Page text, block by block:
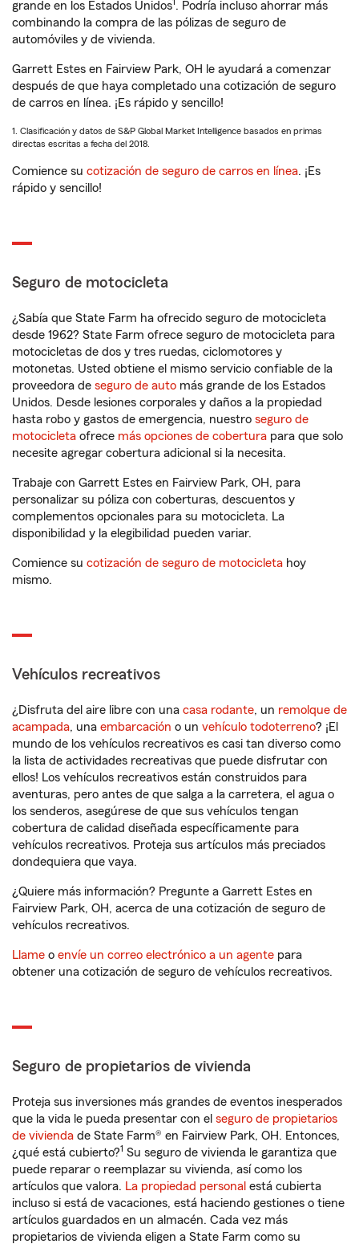
grande en los Estados Unidos . Podría incluso ahorrar más
combinando la compra de las pólizas de seguro de
automóviles y de vivienda.
Garrett Estes en Fairview Park, OH le ayudará a comenzar
después de que haya completado una cotización de seguro
de carros en línea. ¡Es rápido y sencillo!
1. Clasificación y datos de S&P Global Market Intelligence basados en primas
directas escritas a fecha del 2018.
Comience su cotización de seguro de carros en línea. ¡Es
rápido y sencillo!
Seguro de motocicleta
¿Sabía que State Farm ha ofrecido seguro de motocicleta
desde 1962? State Farm ofrece seguro de motocicleta para
motocicletas de dos y tres ruedas, ciclomotores y
motonetas. Usted obtiene el mismo servicio confiable de la
proveedora de seguro de auto más grande de los Estados
Unidos. Desde lesiones corporales y daños a la propiedad
hasta robo y gastos de emergencia, nuestro seguro de
motocicleta ofrece más opciones de cobertura para que solo
necesite agregar cobertura adicional si la necesita.
Trabaje con Garrett Estes en Fairview Park, OH, para
personalizar su póliza con coberturas, descuentos y
complementos opcionales para su motocicleta. La
disponibilidad y la elegibilidad pueden variar.
Comience su cotización de seguro de motocicleta hoy
mismo.
Vehículos recreativos
¿Disfruta del aire libre con una casa rodante, un remolque de
acampada, una embarcación o un vehículo todoterreno? ¡El
mundo de los vehículos recreativos es casi tan diverso como
la lista de actividades recreativas que puede disfrutar con
ellos! Los vehículos recreativos están construidos para
aventuras, pero antes de que salga a la carretera, el agua o
los senderos, asegúrese de que sus vehículos tengan
cobertura de calidad diseñada específicamente para
vehículos recreativos. Proteja sus artículos más preciados
dondequiera que vaya.
¿Quiere más información? Pregunte a Garrett Estes en
Fairview Park, OH, acerca de una cotización de seguro de
vehículos recreativos.
Llame o envíe un correo electrónico a un agente para
obtener una cotización de seguro de vehículos recreativos.
Seguro de propietarios de vivienda
Proteja sus inversiones más grandes de eventos inesperados
que la vida le pueda presentar con el seguro de propietarios
de vivienda de State Farm® en Fairview Park, OH. Entonces,
¿qué está cubierto?1 Su seguro de vivienda le garantiza que
puede reparar o reemplazar su vivienda, así como los
artículos que valora. La propiedad personal está cubierta
incluso si está de vacaciones, está haciendo gestiones o tiene
artículos guardados en un almacén. Cada vez más
propietarios de vivienda eligen a State Farm como su